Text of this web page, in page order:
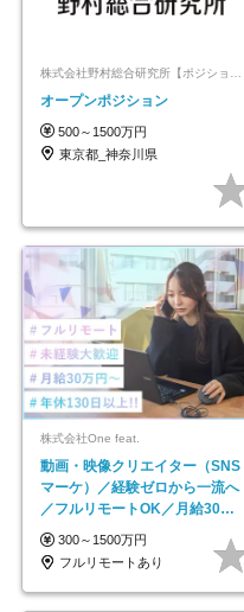
オープンポジション
500～1500万円
東京都_神奈川県
株式会社One feat.
動画・映像クリエイター（SNS
マーケ）／経験ゼロから一流へ
／フルリモートOK／月給30万
円～／年休130日以上
300～1500万円
フルリモートあり